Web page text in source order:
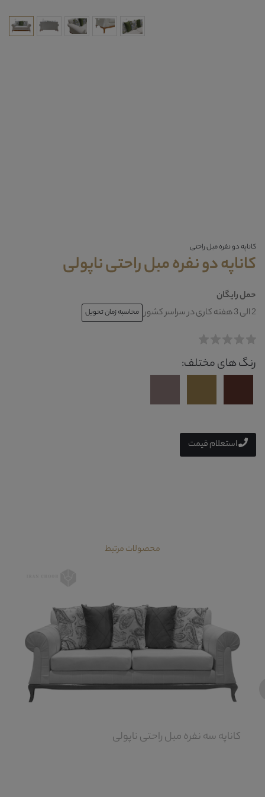
کاناپه دو نفره مبل راحتی
کاناپه دو نفره مبل راحتی ناپولی
حمل رایگان
2 الی 3 هفته کاری در سراسر کشور
محاسبه زمان تحویل
رنگ های مختلف:
استعلام قیمت
محصولات مرتبط
کاناپه سه نفره مبل راحتی ناپولی
‹